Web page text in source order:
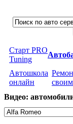
Старт PRO
Tuning
Автошкола
онлайн
Видео: